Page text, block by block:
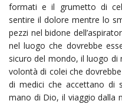
formati e il grumetto di
sentire il dolore mentre lo
pezzi nel bidone
nel luogo che dovrebbe
sicuro del mondo, il luogo
volontà di colei che
di medici che accettano di
mano di Dio, il viaggio dalla